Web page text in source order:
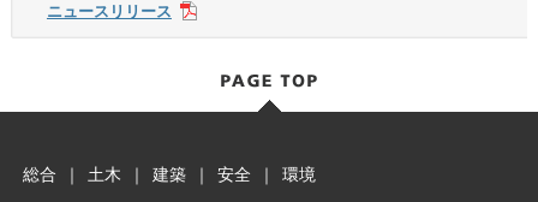
ニュースリリース
総合 ｜ 土木 ｜ 建築 ｜ 安全 ｜ 環境